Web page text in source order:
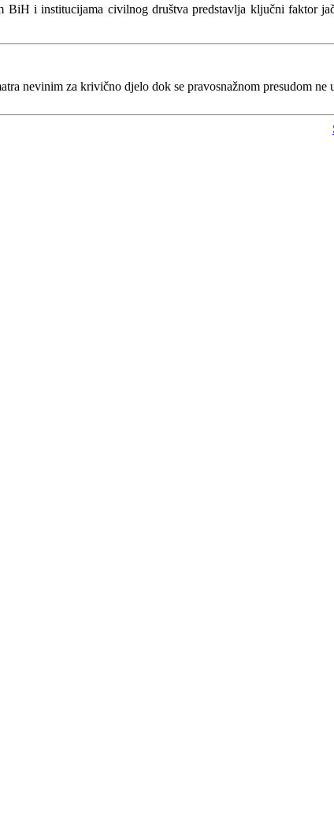
i institucijama civilnog društva predstavlja ključni faktor
nevinim za krivično djelo dok se pravosnažnom presudom